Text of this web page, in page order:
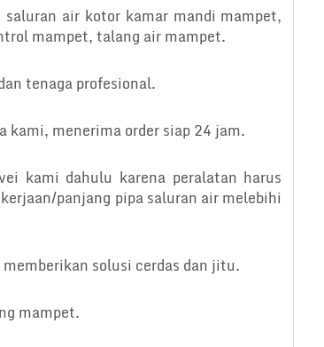
air kotor kamar mandi mampet,
mampet, talang air mampet.
tenaga profesional.
kami, menerima order siap 24 jam.
kami dahulu karena peralatan harus
panjang pipa saluran air melebihi
solusi cerdas dan jitu.
mampet.